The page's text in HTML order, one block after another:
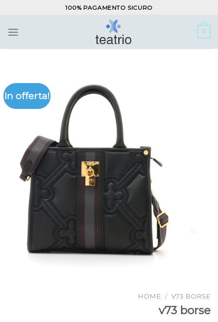
contenuti
100% PAGAMENTO SICURO
0
In offerta!
HOME / V73 BORSE
v73 borse